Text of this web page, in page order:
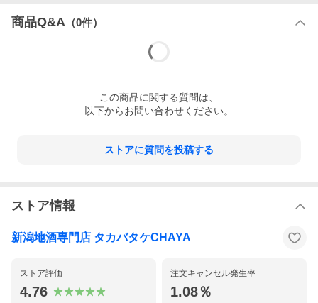
商品Q&A （0件）
この商品に関する質問は、
以下からお問い合わせください。
ストアに質問を投稿する
ストア情報
新潟地酒専門店 タカバタケCHAYA
ストア評価
4.76
注文キャンセル発生率
1.08％